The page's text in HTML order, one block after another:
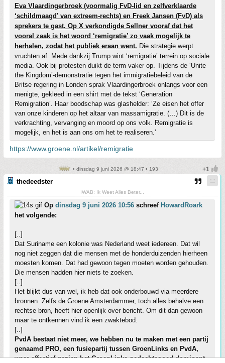
Eva Vlaardingerbroek (voormalig FvD-lid en zelfverklaarde
‘schildmaagd’ van extreem-rechts) en Freek Jansen (FvD) als
sprekers te gast. Op X verkondigde Sellner vooraf dat het
vooral zaak is het woord ‘remigratie’ zo vaak mogelijk te
herhalen, zodat het publiek eraan went. Die strategie werpt
vruchten af. Mede dankzij Trump wint ‘remigratie’ terrein op sociale
media. Ook bij protesten duikt de term vaker op. Tijdens de ‘Unite
the Kingdom’-demonstratie tegen het immigratiebeleid van de
Britse regering in Londen sprak Vlaardingerbroek onlangs voor een
menigte, gekleed in een shirt met de tekst ‘Generation
Remigration’. Haar boodschap was glashelder: ‘Ze eisen het offer
van onze kinderen op het altaar van massamigratie. (…) Dit is de
verkrachting, vervanging en moord op ons volk. Remigratie is
mogelijk, en het is aan ons om het te realiseren.’
https://www.groene.nl/artikel/remigratie
• dinsdag 9 juni 2026 @ 18:47 • 193
thedeedster
IWAB: Ik Weet Alles Beter...
Op dinsdag 9 juni 2026 10:56 schreef HowardRoark
het volgende:
[..]
Dat Suriname een kolonie was Nederland weet iedereen. Dat wil
nog niet zeggen dat die mensen met de honderduizenden hierheen
moesten komen. Dat had gewoon tegen moeten worden gehouden.
Die mensen hadden hier niets te zoeken.
[..]
Het blijkt dus van wel, ik heb dat ook onderbouwd via meerdere
bronnen. Zelfs de Groene Amsterdammer, toch alles behalve een
rechtse bron, heeft hier openlijk over bericht. Om dit dan gewoon
maar te ontkennen vind ik een zwaktebod.
[..]
PvdA bestaat niet meer, we hebben nu te maken met een partij
genaamd PRO, een fusiepartij tussen GroenLinks en PvdA,
waar effectief gezien het GroenLinks gedachtegoed dominant